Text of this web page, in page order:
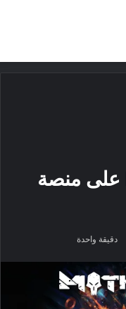
MOTHERGUNSHIP على منصة
دقيقة واحدة